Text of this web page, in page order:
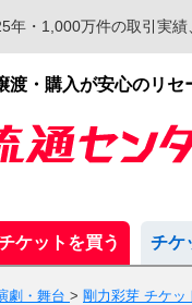
年・1,000万件の取引実
渡・購入が安心のリセ
ケットを買う チケ
劇・舞台 > 剛力彩芽 チケッ